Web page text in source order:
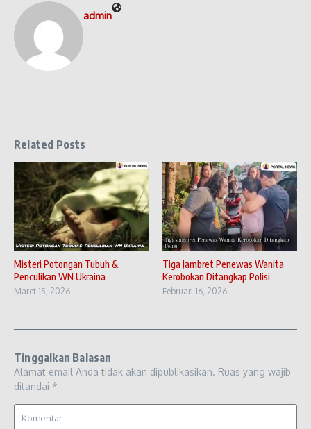
admin
Related Posts
Misteri Potongan Tubuh &
Penculikan WN Ukraina
Maret 15, 2026
Tiga Jambret Penewas Wanita
Kerobokan Ditangkap Polisi
Februari 16, 2026
Tinggalkan Balasan
Alamat email Anda tidak akan dipublikasikan. Ruas yang wajib
ditandai *